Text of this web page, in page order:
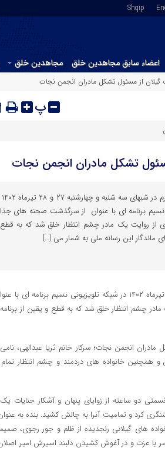
Shqip
اعضاء سابق مجاهدین خلق مجاهدین خلق
گیلان از مسئول تشکل مادران انجمن نجات
پ
تشکل مادران انجمن نجات
نسیم برنامه ای با عنوان از سرگذشت صحنه های
از روایت یک مادر چشم انتظار خلق شد که به
ماندگار این رسانه ملی به شمار می […]
چشم انتظار خلق شد که به قطع و یقین از
انجمن نجات؛ سرکار خانم ثریا عبدالهی،
همچنین خانواده های دردمند و چشم انتظار
دو ساعته از زوایای پنهان و آشکار جنایات یک
کرد و تمامیت آنرا به چالش کشید. بنده به
های گیلانی رنجدیده از ظلم و جور رجوی،
با عزت و در آغوش کشیدن دلبند اسیرش امیر اصلان